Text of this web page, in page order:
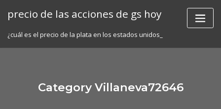
precio de las acciones de gs hoy
¿cuál es el precio de la plata en los estados unidos_
Category Villaneva72646